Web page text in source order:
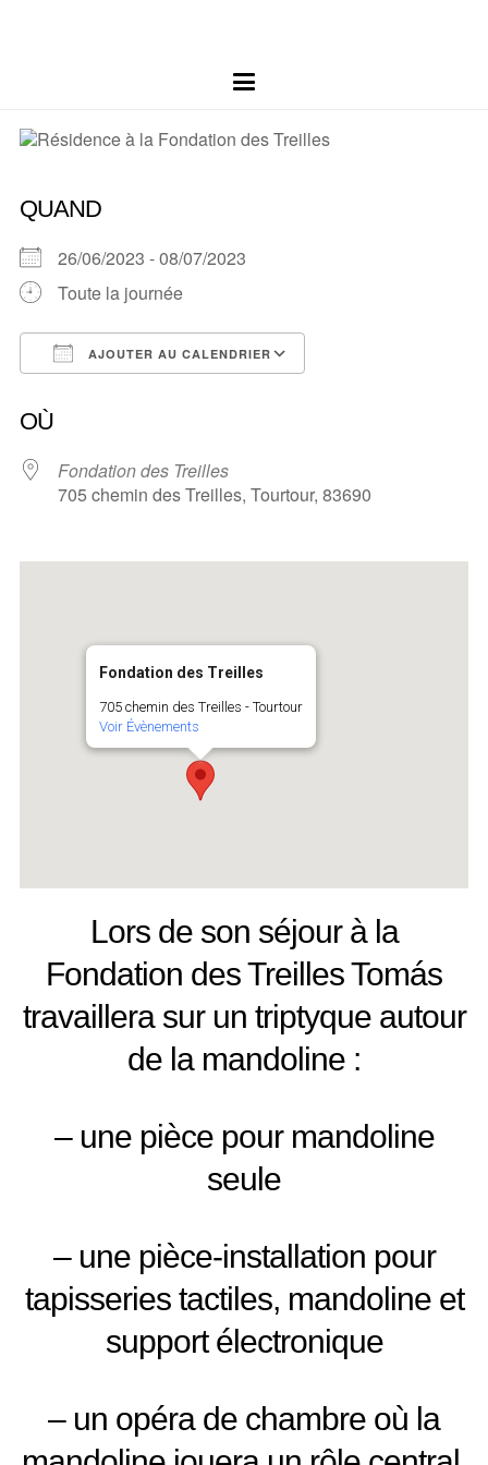
QUAND
26/06/2023 - 08/07/2023
Toute la journée
AJOUTER AU CALENDRIER
OÙ
Fondation des Treilles
705 chemin des Treilles, Tourtour, 83690
Fondation des Treilles
705 chemin des Treilles - Tourtour
Voir Évènements
Lors de son séjour à la
Fondation des Treilles Tomás
travaillera sur un triptyque autour
de la mandoline :
– une pièce pour mandoline
seule
– une pièce-installation pour
tapisseries tactiles, mandoline et
support électronique
– un opéra de chambre où la